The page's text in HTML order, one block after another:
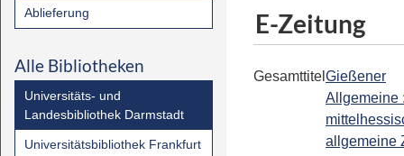
Ablieferung
Alle Bibliotheken
Universitäts- und
Landesbibliothek Darmstadt
Universitätsbibliothek Frankfurt
E-Zeitung
Gesamttitel Gießener
Allgemeine
allgemeine